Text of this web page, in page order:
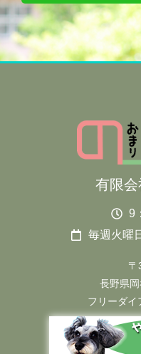
有限
9
毎週火曜
長野県
フリーダ